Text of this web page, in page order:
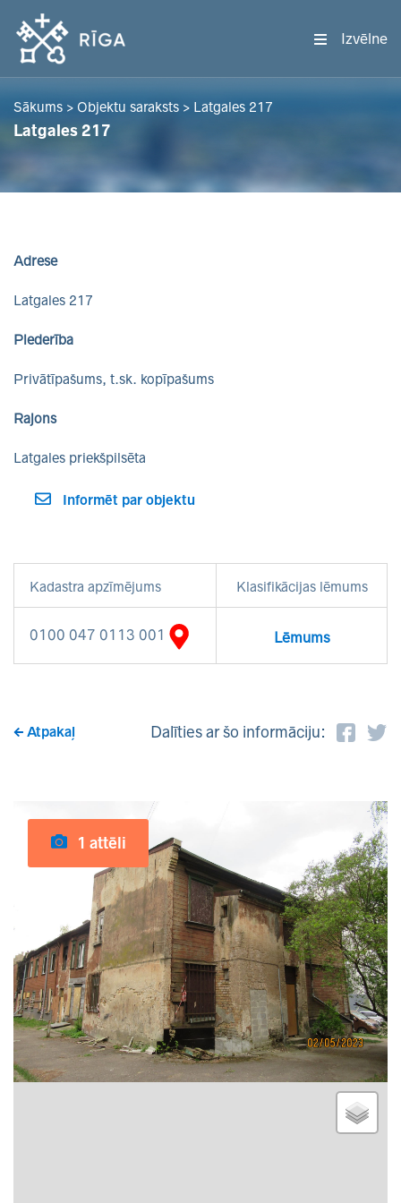
Izvēlne
Sākums > Objektu saraksts > Latgales 217
Latgales 217
Adrese
Latgales 217
Piederība
Privātīpašums, t.sk. kopīpašums
Rajons
Latgales priekšpilsēta
Informēt par objektu
Kadastra apzīmējums Klasifikācijas lēmums
0100 047 0113 001 Lēmums
Atpakaļ Dalīties ar šo informāciju:
1 attēli